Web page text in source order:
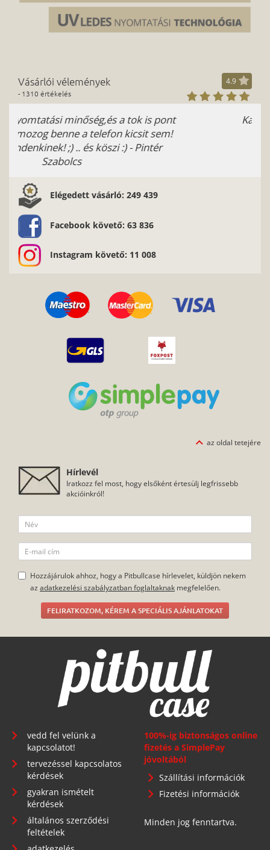
Vásárlói vélemények
- 1310 értékelés
4.9
pont
Kaszavitz Iván - Ötletes.
Elégedett vásárló: 249 439
Facebook követő: 63 836
Instagram követő: 11 008
az oldal tetejére
Hírlevél
Iratkozz fel most, hogy elsőként értesülj legfrissebb
akcióinkról!
Hozzájárulok ahhoz, hogy a Pitbullcase hírlevelet, küldjön nekem
az adatkezelési szabályzatban foglaltaknak megfelelően.
FELIRATKOZOM, KÉREM A SPECIÁLIS AJÁNLATOKAT
vedd fel velünk a
kapcsolatot!
tervezéssel kapcsolatos
kérdések
gyakran ismételt
kérdések
általános szerződési
feltételek
100%-ig biztonságos online
fizetés a SimplePay
jóvoltából
Szállítási információk
Fizetési információk
Minden jog fenntartva.